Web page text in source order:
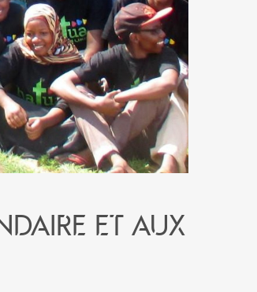
et aux